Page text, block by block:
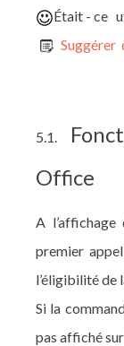
Était - ce
Suggérer
5.1.
Office
A
premier
l’éligibilité de
Si la
pas affiché